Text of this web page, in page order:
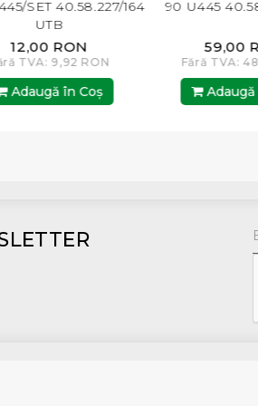
164
RON
Coş
90 U445 40.58.042 UTB
59,00 RON
Fără TVA: 48,76 RON
Adaugă în Coş